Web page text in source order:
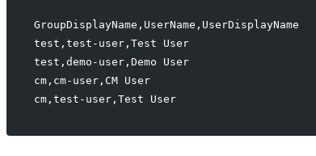
GroupDisplayName,UserName,UserDisplayName
test,test-user,Test User
test,demo-user,Demo User
cm,cm-user,CM User
cm,test-user,Test User